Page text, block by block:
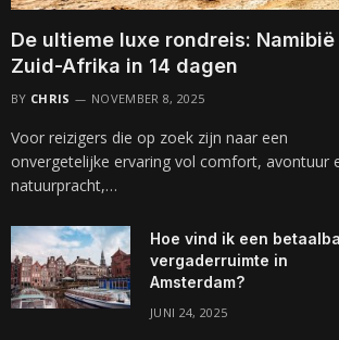
De ultieme luxe rondreis: Namibië
Zuid-Afrika in 14 dagen
BY CHRIS NOVEMBER 8, 2025
Voor reizigers die op zoek zijn naar een
onvergetelijke ervaring vol comfort, avontuur
natuurpracht,…
Hoe vind ik een
vergaderruimte in
Amsterdam?
JUNI 24, 2025